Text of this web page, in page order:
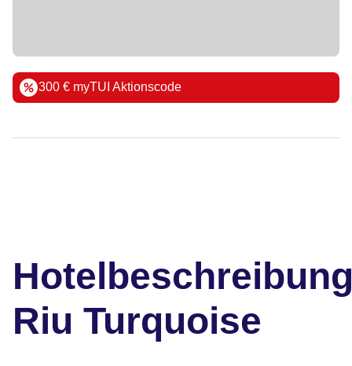
300 € myTUI Aktionscode
Riu Turquoise